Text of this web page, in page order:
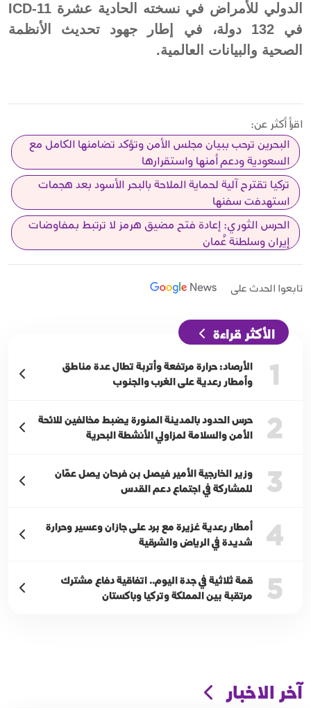
الدولي للأمراض في نسخته الحادية عشرة ICD-11
في 132 دولة، في إطار جهود تحديث الأنظمة
الصحية والبيانات العالمية.
اقرأ أكثر عن:
البحرين ترحب ببيان مجلس الأمن وتؤكد تضامنها الكامل مع
السعودية ودعم أمنها واستقرارها
تركيا تقترح آلية لحماية الملاحة بالبحر الأسود بعد هجمات
استهدفت سفنها
الحرس الثوري: إعادة فتح مضيق هرمز لا ترتبط بمفاوضات
إيران وسلطنة عُمان
تابعوا الحدث على
الأكثر قراءة
1
الأرصاد: حرارة مرتفعة وأتربة تطال عدة مناطق
وأمطار رعدية على الغرب والجنوب
2
حرس الحدود بالمدينة المنورة يضبط مخالفين للائحة
الأمن والسلامة لمزاولي الأنشطة البحرية
3
وزير الخارجية الأمير فيصل بن فرحان يصل عمّان
للمشاركة في اجتماع دعم القدس
4
أمطار رعدية غزيرة مع برد على جازان وعسير وحرارة
شديدة في الرياض والشرقية
5
قمة ثلاثية في جدة اليوم.. اتفاقية دفاع مشترك
مرتقبة بين المملكة وتركيا وباكستان
آخر الاخبار